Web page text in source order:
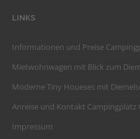
LINKS
Informationen und Preise
Mietwohnwagen mit Blick zum
Moderne Tiny Houeses mit
Anreise und Kontakt Campingplatz
Impressum